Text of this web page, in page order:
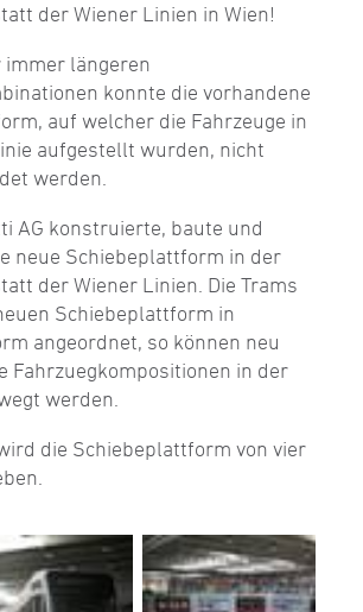
der Wiener Linien in Wien!
längeren
konnte die vorhandene
auf welcher die Fahrzeuge in
aufgestellt wurden, nicht
werden.
AG konstruierte, baute und
neue Schiebeplattform in der
der Wiener Linien. Die Trams
Schiebeplattform in
angeordnet, so können neu
Fahrzuegkompositionen in der
werden.
die Schiebeplattform von vier